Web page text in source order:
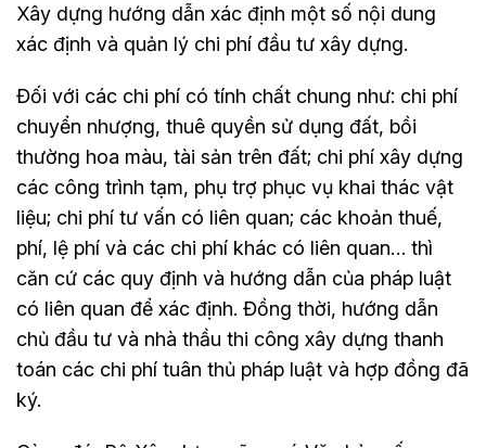
Xây dựng hướng dẫn xác định một số nội dung
xác định và quản lý chi phí đầu tư xây dựng.
Đối với các chi phí có tính chất chung như: chi phí
chuyển nhượng, thuê quyền sử dụng đất, bồi
thường hoa màu, tài sản trên đất; chi phí xây dựng
các công trình tạm, phụ trợ phục vụ khai thác vật
liệu; chi phí tư vấn có liên quan; các khoản thuế,
phí, lệ phí và các chi phí khác có liên quan… thì
căn cứ các quy định và hướng dẫn của pháp luật
có liên quan để xác định. Đồng thời, hướng dẫn
chủ đầu tư và nhà thầu thi công xây dựng thanh
toán các chi phí tuân thủ pháp luật và hợp đồng đã
ký.